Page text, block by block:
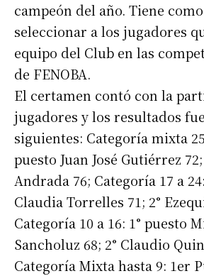
campeón del año. Tiene
seleccionar a los jugadores
equipo del Club en las
de FENOBA.
El certamen contó con la
jugadores y los resultados
siguientes: Categoría mixta
puesto Juan José Gutiérrez
Andrada 76; Categoría 17 a
Claudia Torrelles 71; 2°
Categoría 10 a 16: 1° puesto
Sancholuz 68; 2° Claudio
Categoría Mixta hasta 9: 1er